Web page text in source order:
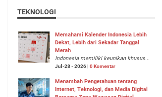
TEKNOLOGI
Memahami Kalender Indonesia Lebih
Dekat, Lebih dari Sekadar Tanggal
Merah
Indonesia memiliki keunikan khusus...
Jul-28 - 2026 | 0 Komentar
Menambah Pengetahuan tentang
Internet, Teknologi, dan Media Digital